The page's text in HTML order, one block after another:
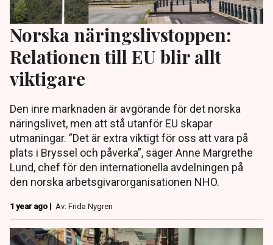
Norska näringslivstoppen:
Relationen till EU blir allt
viktigare
Den inre marknaden är avgörande för det norska
näringslivet, men att stå utanför EU skapar
utmaningar. ”Det är extra viktigt för oss att vara på
plats i Bryssel och påverka”, säger Anne Margrethe
Lund, chef för den internationella avdelningen på
den norska arbetsgivarorganisationen NHO.
1 year ago | Av: Frida Nygren